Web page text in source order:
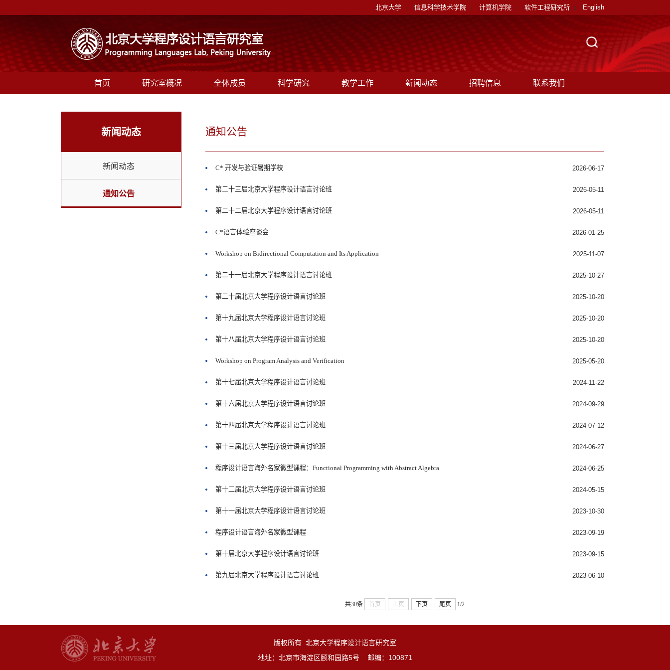
北京大学 | 信息科学技术学院 | 计算机学院 | 软件工程研究所 | English
首页 研究室概况 全体成员 科学研究 教学工作 新闻动态 招聘信息 联系我们
新闻动态
新闻动态
通知公告
通知公告
C* 开发与验证暑期学校 2026-06-17
第二十三届北京大学程序设计语言讨论班 2026-05-11
第二十二届北京大学程序设计语言讨论班 2026-05-11
C*语言体验座谈会 2026-01-25
Workshop on Bidirectional Computation and Its Application 2025-11-07
第二十一届北京大学程序设计语言讨论班 2025-10-27
第二十届北京大学程序设计语言讨论班 2025-10-20
第十九届北京大学程序设计语言讨论班 2025-10-20
第十八届北京大学程序设计语言讨论班 2025-10-20
Workshop on Program Analysis and Verification 2025-05-20
第十七届北京大学程序设计语言讨论班 2024-11-22
第十六届北京大学程序设计语言讨论班 2024-09-29
第十四届北京大学程序设计语言讨论班 2024-07-12
第十三届北京大学程序设计语言讨论班 2024-06-27
程序设计语言海外名家微型课程：Functional Programming with Abstract Algebra 2024-06-25
第十二届北京大学程序设计语言讨论班 2024-05-15
第十一届北京大学程序设计语言讨论班 2023-10-30
程序设计语言海外名家微型课程 2023-09-19
第十届北京大学程序设计语言讨论班 2023-09-15
第九届北京大学程序设计语言讨论班 2023-06-10
共30条 首页 上页 下页 尾页 1/2
版权所有 北京大学程序设计语言研究室
地址：北京市海淀区颐和园路5号 邮编：100871